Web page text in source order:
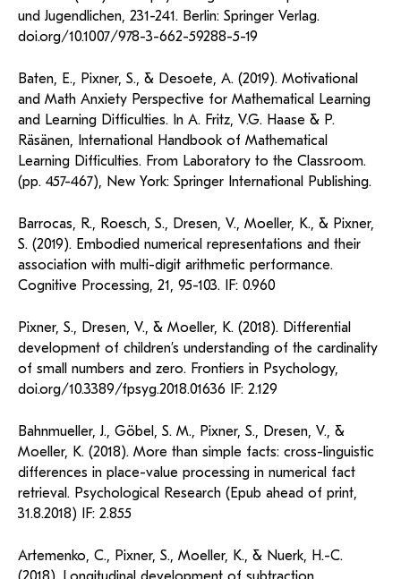
und Jugendlichen, 231-241. Berlin: Springer Verlag.
doi.org/10.1007/978-3-662-59288-5-19
Baten, E., Pixner, S., & Desoete, A. (2019). Motivational
and Math Anxiety Perspective for Mathematical Learning
and Learning Difficulties. In A. Fritz, V.G. Haase & P.
Räsänen, International Handbook of Mathematical
Learning Difficulties. From Laboratory to the Classroom.
(pp. 457-467), New York: Springer International Publishing.
Barrocas, R., Roesch, S., Dresen, V., Moeller, K., & Pixner,
S. (2019). Embodied numerical representations and their
association with multi-digit arithmetic performance.
Cognitive Processing, 21, 95-103. IF: 0.960
Pixner, S., Dresen, V., & Moeller, K. (2018). Differential
development of children’s understanding of the cardinality
of small numbers and zero. Frontiers in Psychology,
doi.org/10.3389/fpsyg.2018.01636 IF: 2.129
Bahnmueller, J., Göbel, S. M., Pixner, S., Dresen, V., &
Moeller, K. (2018). More than simple facts: cross-linguistic
differences in place-value processing in numerical fact
retrieval. Psychological Research (Epub ahead of print,
31.8.2018) IF: 2.855
Artemenko, C., Pixner, S., Moeller, K., & Nuerk, H.-C.